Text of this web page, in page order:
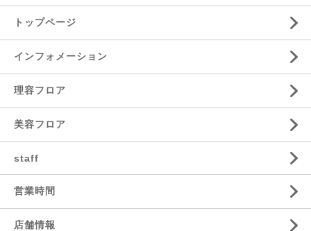
トップページ
インフォメーション
理容フロア
美容フロア
staff
営業時間
店舗情報